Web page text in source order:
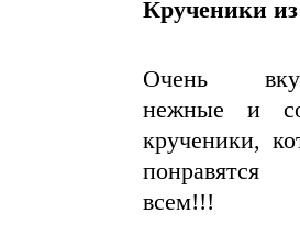
Крученики
Очень
нежные и
крученики,
понравятся
всем!!!